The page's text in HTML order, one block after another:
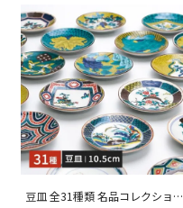
豆皿 全31種類 名品コレクション